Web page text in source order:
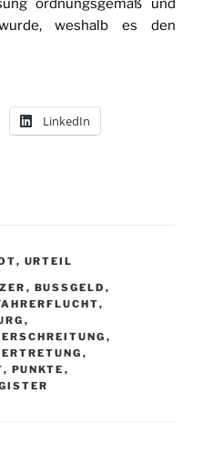
ordnungsgemäß und
weshalb es den
LinkedIn
, URTEIL
, BUSSGELD
,
,
,
,
,
, PUNKTE ,